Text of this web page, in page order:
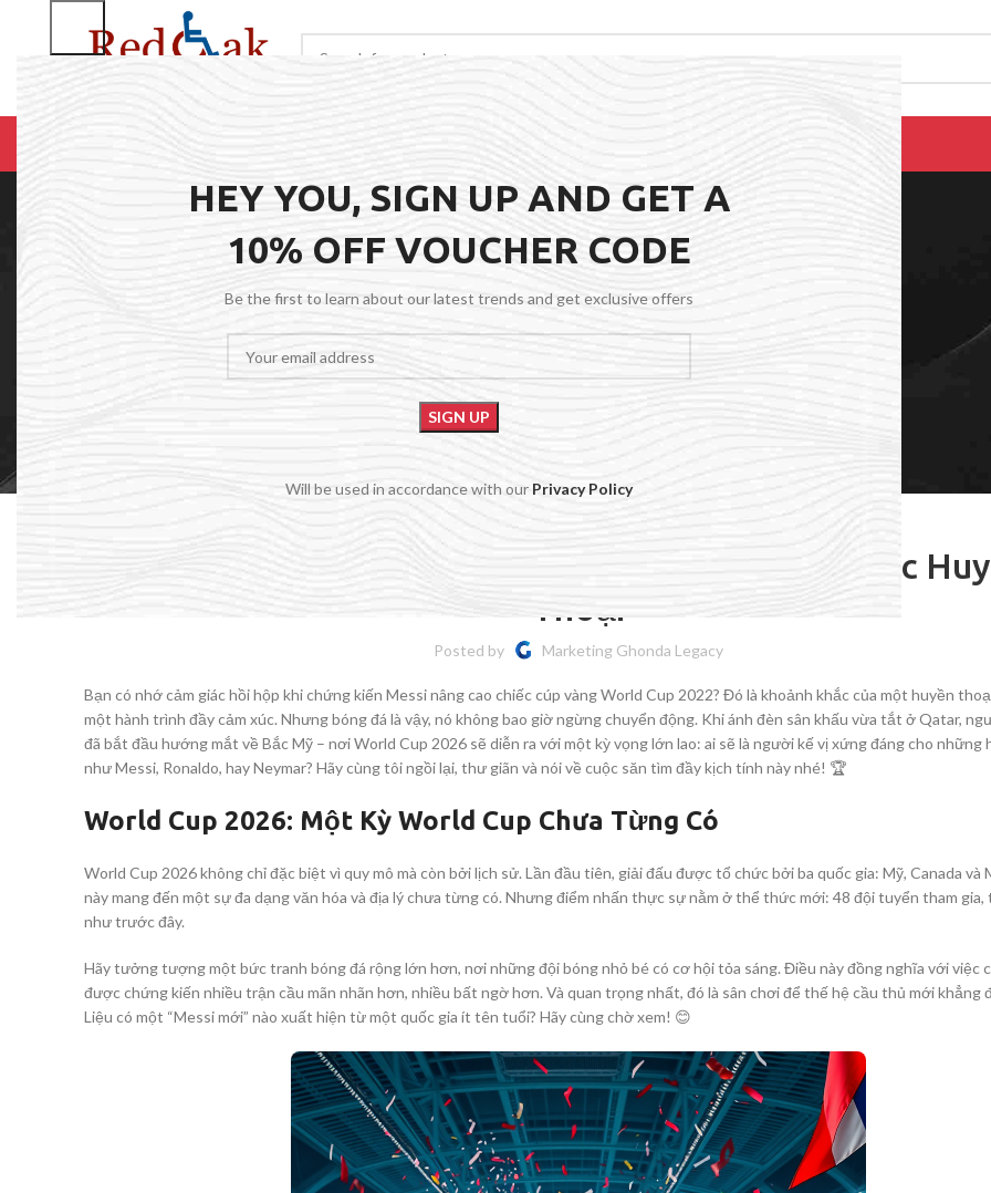
HEY YOU, SIGN UP AND GET A
10% OFF VOUCHER CODE
Be the first to learn about our latest trends and get exclusive offers
Will be used in accordance with our Privacy Policy
BROWSE CATEGORIES REPAIRS
ACCESSORIES
ABOUT US
(HOSP BED)
COMMODES
AND
ACCESSORIES
Blog
World Cup 2026 Và Cuộc Săn Tìm Người Kế Vị Các
Thoại
Posted by Marketing Ghonda Legacy
Bạn có nhớ cảm giác hồi hộp khi chứng kiến Messi nâng cao chiếc cúp vàng World Cup 2022? Đó là khoảnh khắc của một huyền
một hành trình đầy cảm xúc. Nhưng bóng đá là vậy, nó không bao giờ ngừng chuyển động. Khi ánh đèn sân khấu vừa tắt ở Qatar,
đã bắt đầu hướng mắt về Bắc Mỹ – nơi World Cup 2026 sẽ diễn ra với một kỳ vọng lớn lao: ai sẽ là người kế vị xứng đáng cho những
như Messi, Ronaldo, hay Neymar? Hãy cùng tôi ngồi lại, thư giãn và nói về cuộc săn tìm đầy kịch tính này nhé! 🏆
World Cup 2026: Một Kỳ World Cup Chưa Từng Có
World Cup 2026 không chỉ đặc biệt vì quy mô mà còn bởi lịch sử. Lần đầu tiên, giải đấu được tổ chức bởi ba quốc gia: Mỹ, Canada và
này mang đến một sự đa dạng văn hóa và địa lý chưa từng có. Nhưng điểm nhấn thực sự nằm ở thể thức mới: 48 đội tuyển tham gia,
như trước đây.
Hãy tưởng tượng một bức tranh bóng đá rộng lớn hơn, nơi những đội bóng nhỏ bé có cơ hội tỏa sáng. Điều này đồng nghĩa với việc
được chứng kiến nhiều trận cầu mãn nhãn hơn, nhiều bất ngờ hơn. Và quan trọng nhất, đó là sân chơi để thế hệ cầu thủ mới khẳng
Liệu có một “Messi mới” nào xuất hiện từ một quốc gia ít tên tuổi? Hãy cùng chờ xem! 😊